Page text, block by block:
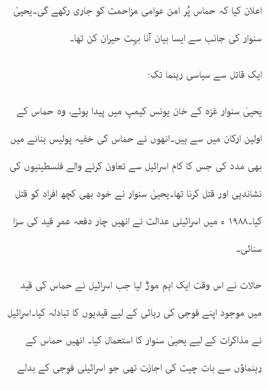
اعلان کیا کہ حماس پُر امن عوامی مزاحمت کو جاری رکھے گی۔یحییٰ
سنوار کی جانب سے ایسا بیان آنا بہت حیران کن تھا۔
ایک قاتل سے سیاسی رہنما تک:
یحییٰ سنوار غزہ کے خان یونس کیمپ میں پیدا ہوئے، وہ حماس کے
اولین ارکان میں سے ہیں۔انھوں نے حماس کی خفیہ پولیس بنانے میں
بھی مدد کی جس کا کام اسرائیل سے تعاون کرنے والے فلسطینیوں کی
نشاندہی اور قتل کرنا تھا۔یحییٰ سنوار نے خود بھی کچھ افراد کو قتل
کیا۔۱۹۸۸ ء میں اسرائیلی عدالت نے انھیں چار دفعہ عمر قید کی سزا
سنائی۔
حالات نے اس وقت ایک اہم موڑ لیا جب اسرائیل نے حماس کی قید
میں موجود اپنے فوجی کی رہائی کے لیے قیدیوں کا تبادلہ کیا۔اسرائیل
نے مذاکرات کے لیے یحییٰ سنوار کا استعمال کیا۔ انھیں حماس کے
رہنماؤں سے بات چیت کی اجازت تھی جو اسرائیلی فوجی کے بدلے